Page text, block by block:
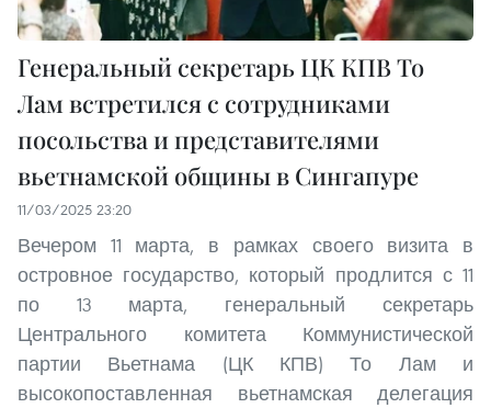
Генеральный секретарь ЦК КПВ То
Лам встретился с сотрудниками
посольства и представителями
вьетнамской общины в Сингапуре
11/03/2025 23:20
Вечером 11 марта, в рамках своего визита в
островное государство, который продлится с 11
по 13 марта, генеральный секретарь
Центрального комитета Коммунистической
партии Вьетнама (ЦК КПВ) То Лам и
высокопоставленная вьетнамская делегация